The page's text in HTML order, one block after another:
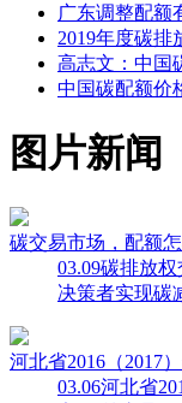
广东调整配额
2019年度碳排
高志文：中国
中国碳配额价
图片新闻
碳交易市场，配额
03.09碳排放权
决策者实现碳
河北省2016（2017
03.06河北省